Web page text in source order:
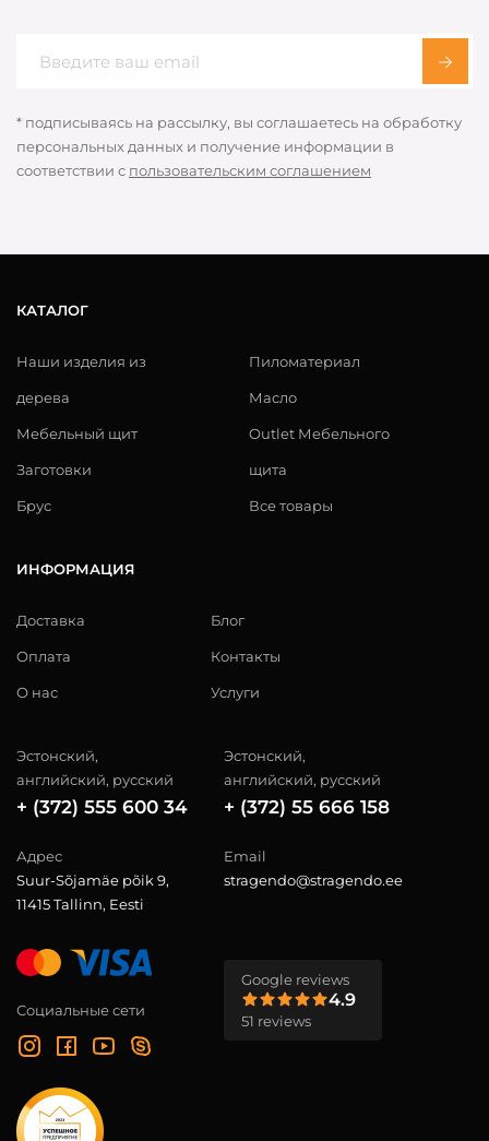
* подписываясь на рассылку, вы соглашаетесь на обработку
персональных данных и получение информации в
соответствии с пользовательским соглашением
КАТАЛОГ
Наши изделия из
дерева
Мебельный щит
Заготовки
Брус
Пиломатериал
Масло
Outlet Мебельного
щита
Все товары
ИНФОРМАЦИЯ
Доставка
Оплата
О нас
Блог
Контакты
Услуги
Эстонский,
английский, русский
+ (372) 555 600 34
Эстонский,
английский, русский
+ (372) 55 666 158
Адрес
Suur-Sõjamäe põik 9,
11415 Tallinn, Eesti
Email
stragendo@stragendo.ee
Социальные сети
Google reviews
4.9
51 reviews